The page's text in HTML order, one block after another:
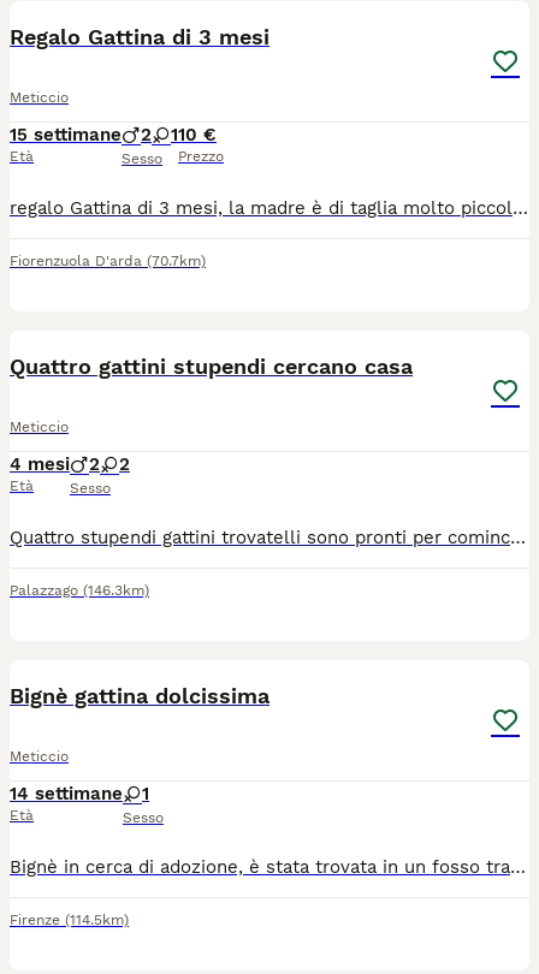
Regalo Gattina di 3 mesi
Meticcio
15 settimane
Età
2 1
Sesso
10 €
Prezzo
regalo Gattina di 3 mesi, la madre è di taglia molto piccola a pelo corto il padre taglia media a pelo medio con occhi blu ha effettuato solo i controlli di base essendo ancora troppo piccola per le vaccinazioni e altre applicazioni.
Fiorenzuola D'arda (70.7km)
Quattro gattini stupendi cercano casa
Meticcio
4 mesi
Età
2 2
Sesso
Quattro stupendi gattini trovatelli sono pronti per cominciare la vita in una nuova famiglia. Le femmine Pica e Tina sono sorelline dolcissime e affettuosissime di circa 4 mesi. Sono state trovate abbandonate che miagolavano disperate e affamate. Ora stanno benissimo, sverminate e spulciate, FIV/FeLV/FCoV negative. I maschietti Piko e Bok sono stati trovati in una radura in mezzo al nulla e solo uno stradone pericoloso. Hanno circa 3 mesi e sono vivaci e allegri, sverminati e spulciati, FIV/FeLV/FCoV negativi. Tutti i quattro gattini si trovano ad Almenno San Bartolomeo (BG). Si cerca adozione, preferibilmente di coppia, in Bergamo e provincie limitrofe. Info al 3479154591.
Palazzago (146.3km)
Bignè gattina dolcissima
Meticcio
14 settimane
Età
1
Sesso
Bignè in cerca di adozione, è stata trovata in un fosso tra i rovi, adesso è sotto cura per una forma virale ma si rimetterà completamente e gli occhietti torneranno normali, ha circa due mesi, sverminata e con antiparassitario, dolcissima e vivace si affida previo questionario conoscitivo e controlli pre e post affido si trova in provincia di Grosseto ma possiamo farla arrivare a Firenze per info 328 903 8326
Firenze (114.5km)